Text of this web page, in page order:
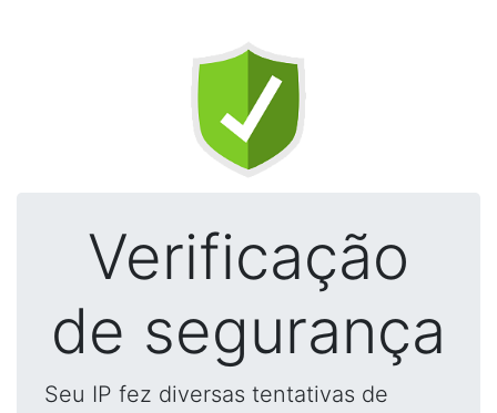
Verificação
de segurança
Seu IP fez diversas tentativas de